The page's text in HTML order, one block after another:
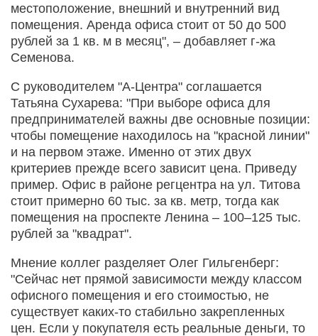
местоположение, внешний и внутренний вид
помещения. Аренда офиса стоит от 50 до 500
рублей за 1 кв. м в месяц", – добавляет г-жа
Семенова.
С руководителем "А-Центра" соглашается
Татьяна Сухарева: "При выборе офиса для
предпринимателей важны две основные позиции:
чтобы помещение находилось на "красной линии"
и на первом этаже. Именно от этих двух
критериев прежде всего зависит цена. Приведу
пример. Офис в районе регцентра на ул. Титова
стоит примерно 60 тыс. за кв. метр, тогда как
помещения на проспекте Ленина – 100–125 тыс.
рублей за "квадрат".
Мнение коллег разделяет Олег Гильгенберг:
"Сейчас нет прямой зависимости между классом
офисного помещения и его стоимостью, не
существует каких-то стабильно закрепленных
цен. Если у покупателя есть реальные деньги, то